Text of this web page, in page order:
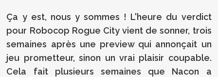
Ça y est, nous y sommes ! L'heure du verdict
pour Robocop Rogue City vient de sonner, trois
semaines après une preview qui annonçait un
jeu prometteur, sinon un vrai plaisir coupable.
Cela fait plusieurs semaines que Nacon a